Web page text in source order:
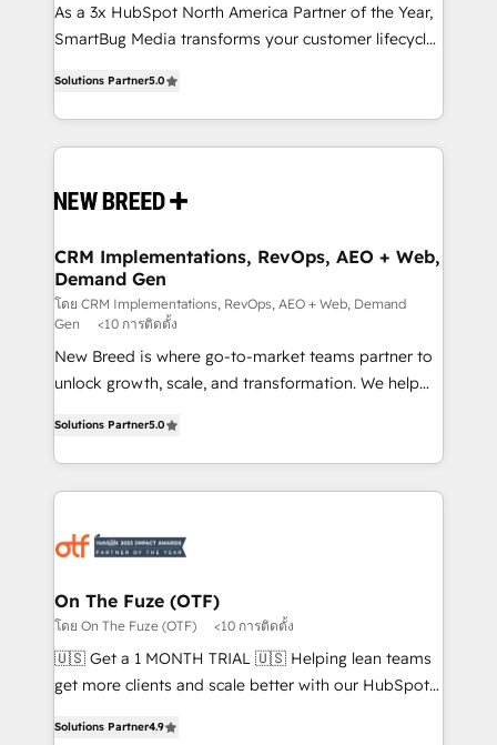
total reporting clarity. Security & Compliance: SOC 2
Type I and HIPAA attested for enterprise-grade data
As a 3x HubSpot North America Partner of the Year,
SmartBug Media transforms your customer lifecycle
includes specialized divisions Globalia (AI &
Software) and Point Success Media (Paid Media),
making this the official home for all three brands. 🔄
and system integrations powered by Globalia’s
trainers to drive platform adoption. 📈 Revenue
Generation - Full-funnel marketing and high-
performance advertising via Point Success Media. -
Expert deployment of Breeze AI and custom agents
to automate growth. 🏆 Elite Excellence - 8 platform
accreditations and deep HIPAA-compliance
Solutions Partner5.0
CRM Implementations, RevOps, AEO + Web,
Demand Gen
โดย CRM Implementations, RevOps, AEO + Web, Demand
Gen
<10 การติดตั้ง
New Breed is where go-to-market teams partner to
unlock growth, scale, and transformation. We help
customer platform and operationalize HubSpot’s
Loop Marketing framework through expert-led
services, smart agents, and purpose-built apps,
results, fast. ⚙️CRM & RevOps: Align all Hubs to your
🎯Demand Gen & ABM: Drive pipeline with inbound,
ABM, AEO, SEO, & paid media. 👩‍💻Web Design:
Build high-performing websites with UX, messaging,
& conversion strategy that drive results. 🤖AI
AI, & maximize AEO with tailored AI services. 🧩
Solutions Partner5.0
On The Fuze (OTF)
โดย On The Fuze (OTF) <10 การติดตั้ง
🇺🇸 Get a 1 MONTH TRIAL 🇺🇸 Helping lean teams
get more clients and scale better with our HubSpot
Solutions Partner4.9